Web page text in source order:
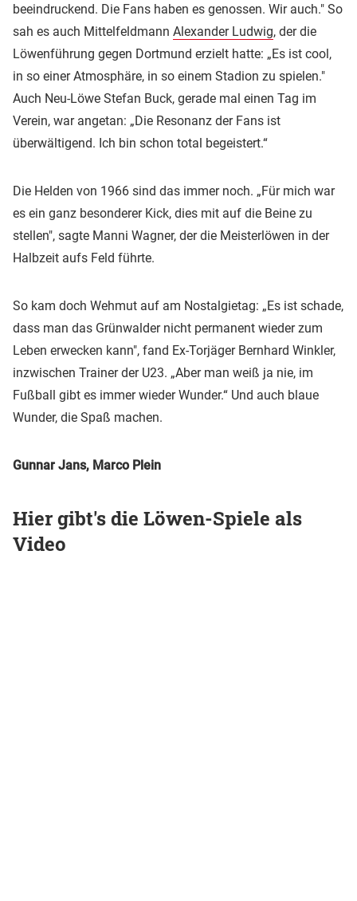
beeindruckend. Die Fans haben es genossen. Wir auch." So
sah es auch Mittelfeldmann Alexander Ludwig, der die
Löwenführung gegen Dortmund erzielt hatte: „Es ist cool,
in so einer Atmosphäre, in so einem Stadion zu spielen."
Auch Neu-Löwe Stefan Buck, gerade mal einen Tag im
Verein, war angetan: „Die Resonanz der Fans ist
überwältigend. Ich bin schon total begeistert.“
Die Helden von 1966 sind das immer noch. „Für mich war
es ein ganz besonderer Kick, dies mit auf die Beine zu
stellen", sagte Manni Wagner, der die Meisterlöwen in der
Halbzeit aufs Feld führte.
So kam doch Wehmut auf am Nostalgietag: „Es ist schade,
dass man das Grünwalder nicht permanent wieder zum
Leben erwecken kann", fand Ex-Torjäger Bernhard Winkler,
inzwischen Trainer der U23. „Aber man weiß ja nie, im
Fußball gibt es immer wieder Wunder.“ Und auch blaue
Wunder, die Spaß machen.
Gunnar Jans, Marco Plein
Hier gibt's die Löwen-Spiele als
Video